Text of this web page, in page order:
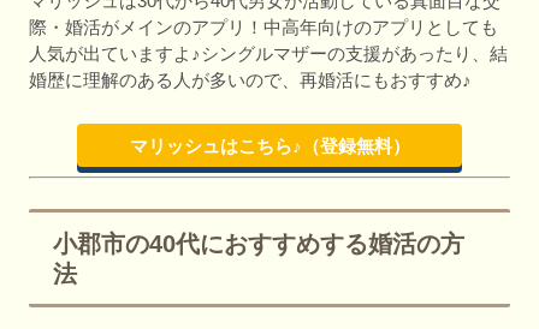
際・婚活がメインのアプリ！中高年向けのアプリとしても
人気が出ていますよ♪シングルマザーの支援があったり、結
婚歴に理解のある人が多いので、再婚活にもおすすめ♪
マリッシュはこちら♪（登録無料）
小郡市の40代におすすめする婚活の方
法